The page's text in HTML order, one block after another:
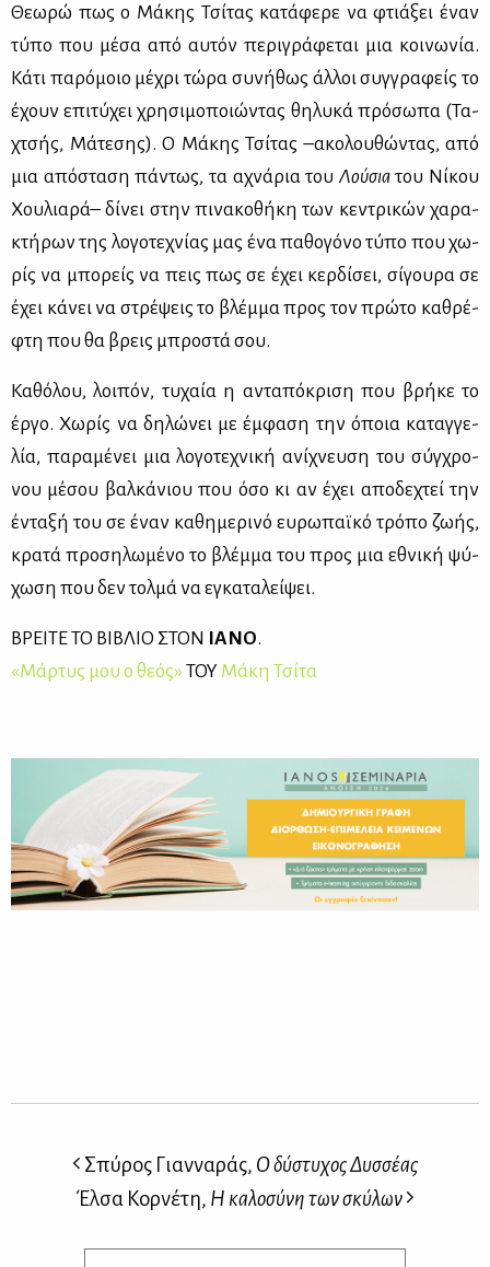
Θε­ω­ρώ πως ο Μά­κης Τσί­τας κα­τά­φε­ρε να φτιά­ξει έναν
τύ­πο που μέ­σα από αυ­τόν πε­ρι­γρά­φε­ται μια κοι­νω­νία.
Κά­τι πα­ρό­μοιο μέ­χρι τώ­ρα συ­νή­θως άλ­λοι συγ­γρα­φείς το
έχουν επι­τύ­χει χρη­σι­μο­ποιώ­ντας θη­λυ­κά πρό­σω­πα (Τα­
χτσής, Μά­τε­σης). Ο Μά­κης Τσί­τας –ακο­λου­θώ­ντας, από
μια από­στα­ση πά­ντως, τα αχνά­ρια του Λού­σιατου Νί­κου
Χου­λια­ρά– δί­νει στην πι­να­κο­θή­κη των κε­ντρι­κών χα­ρα­
κτή­ρων της λο­γο­τε­χνί­ας μας ένα πα­θο­γό­νο τύ­πο που χω­
ρίς να μπο­ρείς να πεις πως σε έχει κερ­δί­σει, σί­γου­ρα σε
έχει κά­νει να στρέ­ψεις το βλέμ­μα προς τον πρώ­το κα­θρέ­
φτη που θα βρεις μπρο­στά σου.
Κα­θό­λου, λοι­πόν, τυ­χαία η αντα­πό­κρι­ση που βρή­κε το
έρ­γο. Χω­ρίς να δη­λώ­νει με έμ­φα­ση την όποια κα­ταγ­γε­
λία, πα­ρα­μέ­νει μια λο­γο­τε­χνι­κή ανί­χνευ­ση του σύγ­χρο­
νου μέ­σου βαλ­κά­νιου που όσο κι αν έχει απο­δε­χτεί την
έντα­ξή του σε έναν κα­θη­με­ρι­νό ευ­ρω­παϊ­κό τρό­πο ζω­ής,
κρα­τά προ­ση­λω­μέ­νο το βλέμ­μα του προς μια εθνι­κή ψύ­
χω­ση που δεν τολ­μά να εγκα­τα­λεί­ψει.
ΒΡΕΙ­ΤΕ ΤΟ ΒΙ­ΒΛΙΟ ΣΤΟΝ ΙΑ­ΝΟ.
«Μάρ­τυς μου ο θε­ός» ΤΟΥ Μά­κη Τσί­τα
Σπύρος Γιανναράς, Ο δύστυχος Δυσσέας
Έλσα Κορνέτη, Η καλοσύνη των σκύλων